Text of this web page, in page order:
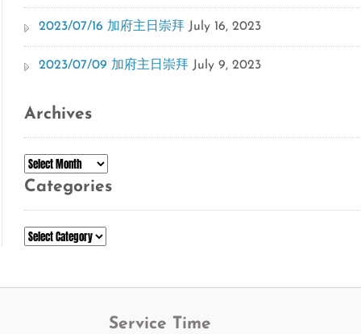
2023/07/16 加府主日崇拜 July 16, 2023
2023/07/09 加府主日崇拜 July 9, 2023
Archives
Archives
Categories
Categories
Service Time